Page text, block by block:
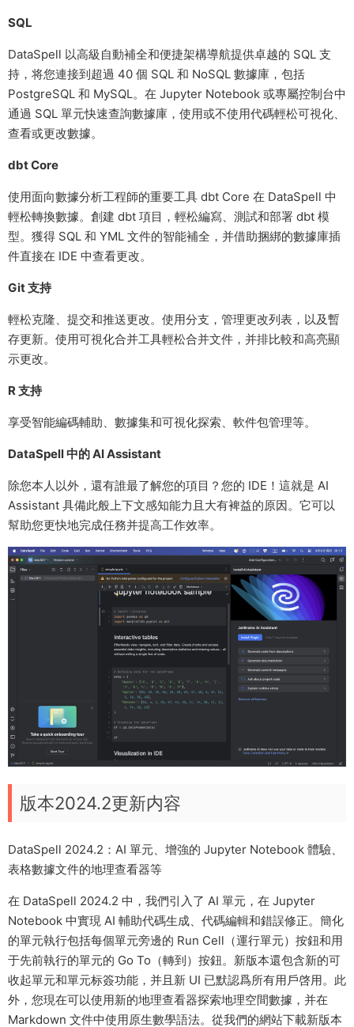
SQL
DataSpell 以高級自動補全和便捷架構導航提供卓越的 SQL 支
持，将您連接到超過 40 個 SQL 和 NoSQL 數據庫，包括
PostgreSQL 和 MySQL。在 Jupyter Notebook 或專屬控制台中
通過 SQL 單元快速查詢數據庫，使用或不使用代碼輕松可視化、
查看或更改數據。
dbt Core
使用面向數據分析工程師的重要工具 dbt Core 在 DataSpell 中
輕松轉換數據。創建 dbt 項目，輕松編寫、測試和部署 dbt 模
型。獲得 SQL 和 YML 文件的智能補全，并借助捆綁的數據庫插
件直接在 IDE 中查看更改。
Git 支持
輕松克隆、提交和推送更改。使用分支，管理更改列表，以及暫
存更新。使用可視化合并工具輕松合并文件，并排比較和高亮顯
示更改。
R 支持
享受智能編碼輔助、數據集和可視化探索、軟件包管理等。
DataSpell 中的 AI Assistant
除您本人以外，還有誰最了解您的項目？您的 IDE！這就是 AI
Assistant 具備此般上下文感知能力且大有裨益的原因。它可以
幫助您更快地完成任務并提高工作效率。
版本2024.2更新内容
DataSpell 2024.2：AI 單元、增強的 Jupyter Notebook 體驗、
表格數據文件的地理查看器等
在 DataSpell 2024.2 中，我們引入了 AI 單元，在 Jupyter
Notebook 中實現 AI 輔助代碼生成、代碼編輯和錯誤修正。簡化
的單元執行包括每個單元旁邊的 Run Cell（運行單元）按鈕和用
于先前執行的單元的 Go To（轉到）按鈕。新版本還包含新的可
收起單元和單元标簽功能，并且新 UI 已默認爲所有用戶啓用。此
外，您現在可以使用新的地理查看器探索地理空間數據，并在
Markdown 文件中使用原生數學語法。從我們的網站下載新版本